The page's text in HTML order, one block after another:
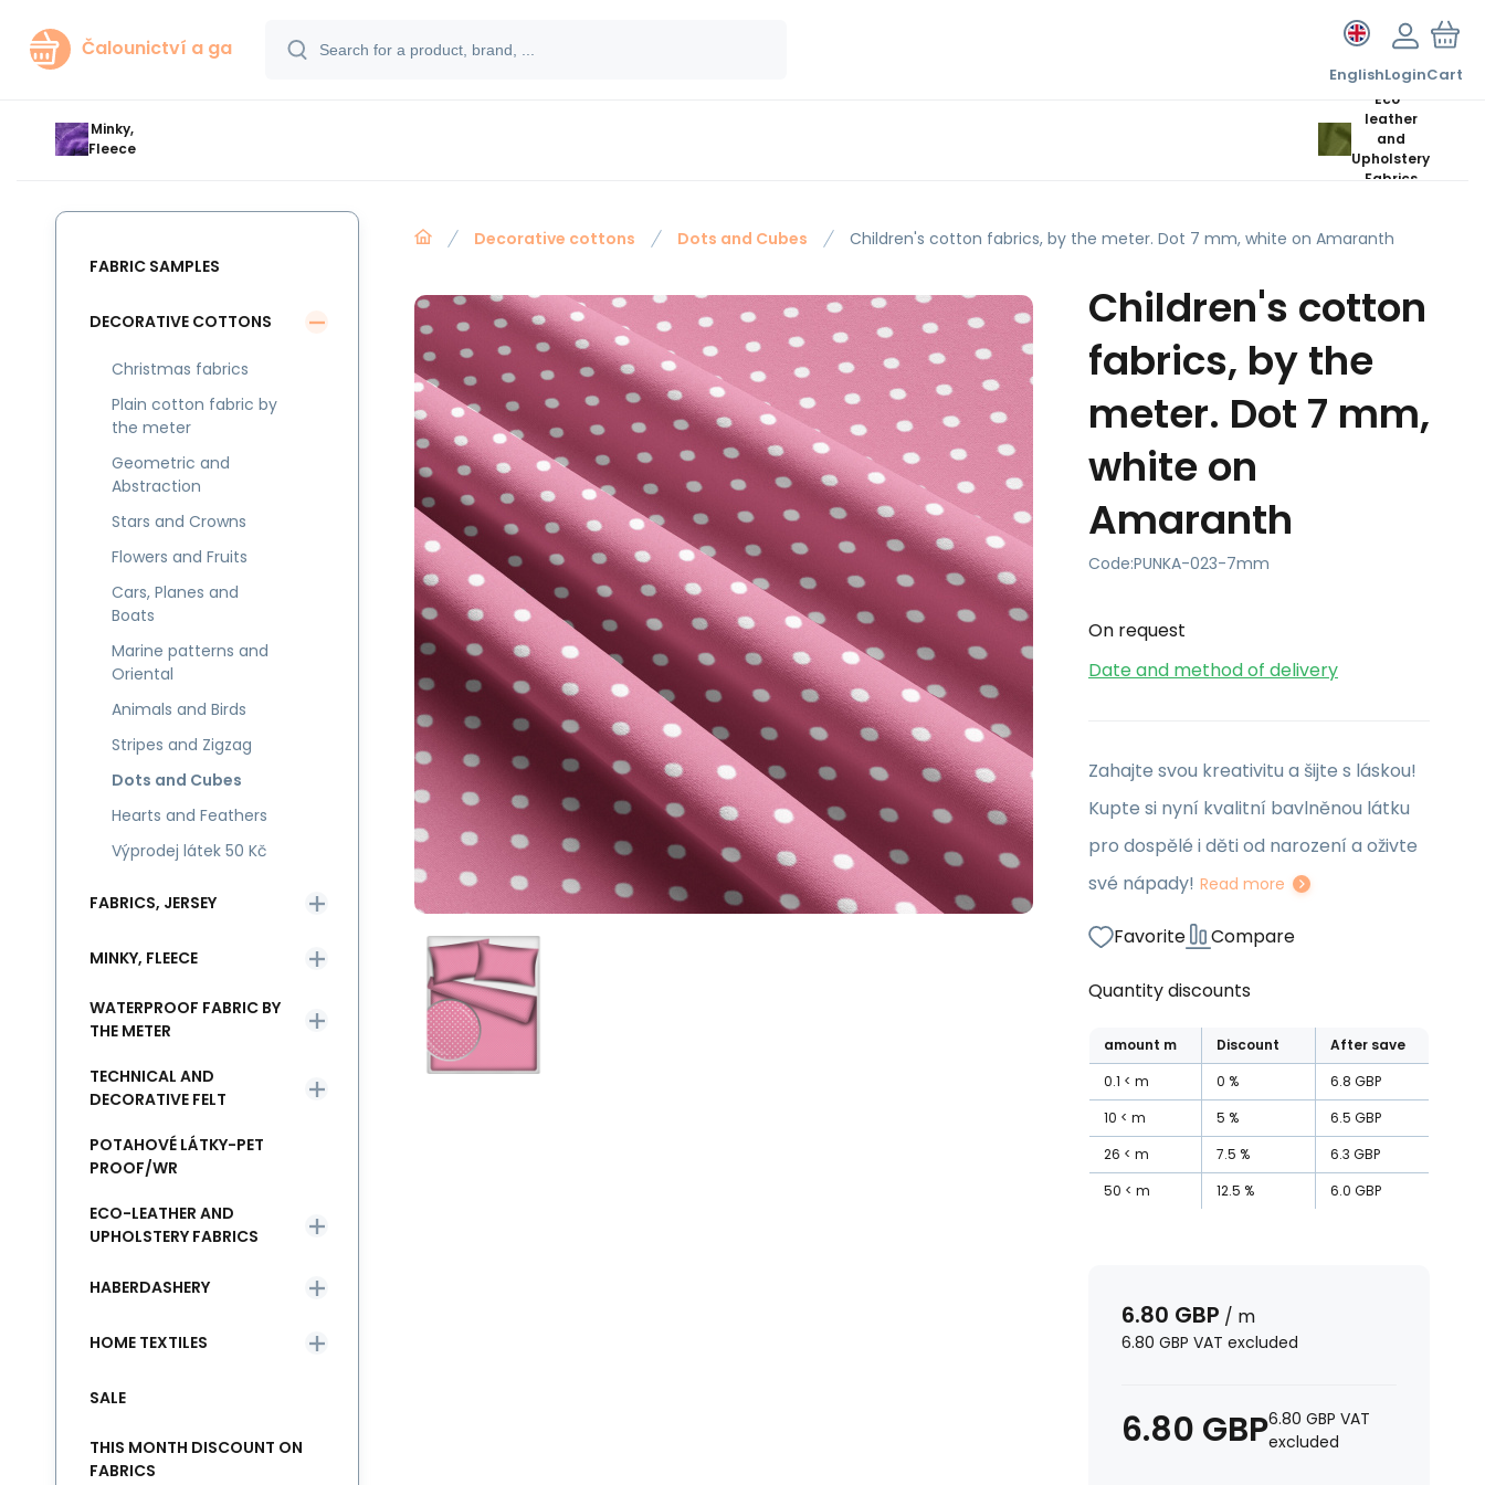
Čalounictví a ga
EnglishLoginCart
Minky,
Fleece
Eco-
leather
and
Upholstery
Fabrics
Decorative cottons Dots and Cubes Children's cotton fabrics, by the meter. Dot 7 mm, white on Amaranth
Children's cotton
fabrics, by the
meter. Dot 7 mm,
white on
Amaranth
Code:PUNKA-023-7mm
On request
Date and method of delivery
Zahajte svou kreativitu a šijte s láskou!
Kupte si nyní kvalitní bavlněnou látku
pro dospělé i děti od narození a oživte
své nápady! Read more
Favorite Compare
Quantity discounts
amount m Discount
After save
0.1
m 0 % 6.8 GBP
10
m 5 % 6.5 GBP
26
m 7.5 % 6.3 GBP
50
m 12.5 % 6.0 GBP
6.80 GBP / m
6.80 GBP VAT excluded
6.80 GBP6.80 GBP VAT
excluded
FABRIC SAMPLES
DECORATIVE COTTONS
Christmas fabrics
Plain cotton fabric by
the meter
Geometric and
Abstraction
Stars and Crowns
Flowers and Fruits
Cars, Planes and
Boats
Marine patterns and
Oriental
Animals and Birds
Stripes and Zigzag
Dots and Cubes
Hearts and Feathers
Výprodej látek 50 Kč
FABRICS, JERSEY
MINKY, FLEECE
WATERPROOF FABRIC BY
THE METER
TECHNICAL AND
DECORATIVE FELT
POTAHOVÉ LÁTKY-PET
PROOF/WR
ECO-LEATHER AND
UPHOLSTERY FABRICS
HABERDASHERY
HOME TEXTILES
SALE
THIS MONTH DISCOUNT ON
FABRICS